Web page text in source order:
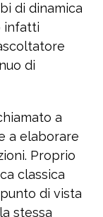
di dinamica
infatti
di
a
a elaborare
Proprio
classica
di vista
stessa